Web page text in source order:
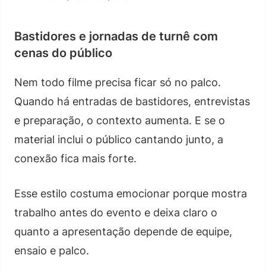
Bastidores e jornadas de turnê com
cenas do público
Nem todo filme precisa ficar só no palco.
Quando há entradas de bastidores, entrevistas
e preparação, o contexto aumenta. E se o
material inclui o público cantando junto, a
conexão fica mais forte.
Esse estilo costuma emocionar porque mostra
trabalho antes do evento e deixa claro o
quanto a apresentação depende de equipe,
ensaio e palco.